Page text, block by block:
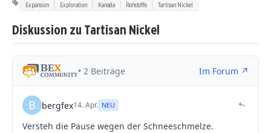
Expansion Exploration Kanada Rohstoffe Tartisan Nickel
Diskussion zu Tartisan Nickel